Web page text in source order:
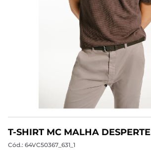
T-SHIRT MC MALHA
Cód.: 64VC50367_631_1